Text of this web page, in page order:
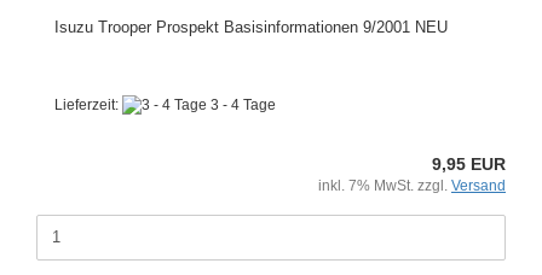
Isuzu Trooper Prospekt Basisinformationen 9/2001 NEU
Lieferzeit: 3 - 4 Tage
9,95 EUR
inkl. 7% MwSt. zzgl. Versand